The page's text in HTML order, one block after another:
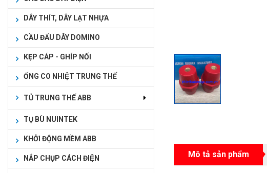
DÂY THÍT, DÂY LẠT NHỰA
CẦU ĐẤU DÂY DOMINO
KẸP CÁP - GHÍP NỐI
ỐNG CO NHIỆT TRUNG THẾ
TỦ TRUNG THẾ ABB
TỤ BÙ NUINTEK
KHỞI ĐỘNG MỀM ABB
NẮP CHỤP CÁCH ĐIỆN Mô tả sản phẩm